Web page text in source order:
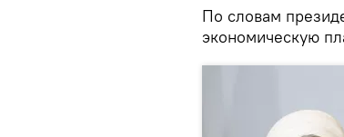
По словам
экономическую